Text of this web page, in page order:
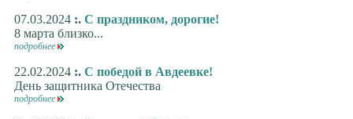
07.03.2024:. С праздником, дорогие!
8 марта близко...
подробнее
22.02.2024:. С победой в Авдеевке!
День защитника Отечества
подробнее